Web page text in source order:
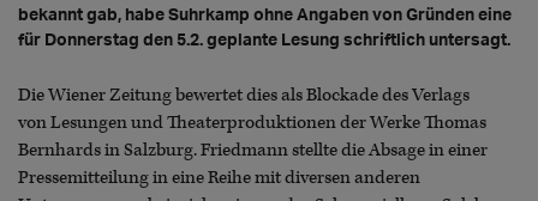
bekannt gab, habe Suhrkamp ohne Angaben von Gründen eine
für Donnerstag den 5.2. geplante Lesung schriftlich untersagt.
Die Wiener Zeitung bewertet dies als Blockade des Verlags
von Lesungen und Theaterproduktionen der Werke Thomas
Bernhards in Salzburg. Friedmann stellte die Absage in einer
Pressemitteilung in eine Reihe mit diversen anderen